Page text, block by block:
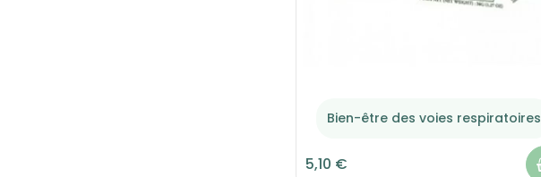
Bien-être des voies respiratoires
5,10 €